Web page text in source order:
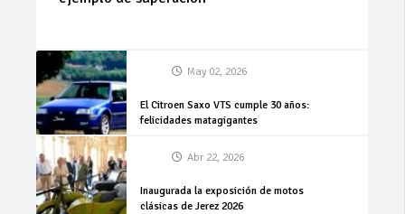
May 02, 2026
El Citroen Saxo VTS cumple 30 años:
felicidades matagigantes
Abr 22, 2026
Inaugurada la exposición de motos
clásicas de Jerez 2026